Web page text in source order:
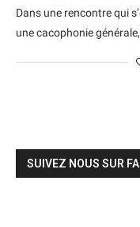
Dans une rencontre qui
une cacophonie
SUIVEZ NOUS SUR